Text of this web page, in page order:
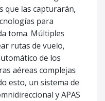
que las capturarán,
para
toma. Múltiples
rutas de vuelo,
de los
aéreas complejas
esto, un sistema de
y APAS